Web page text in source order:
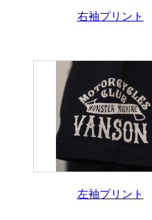
右袖プリント
左袖プリント